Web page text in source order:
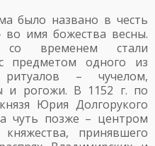
было названо в честь
имя божества весны.
со временем стали
предметом одного из
ритуалов – чучелом,
и рогожи. В 1152 г. по
Юрия Долгорукого
чуть позже – центром
принявшего